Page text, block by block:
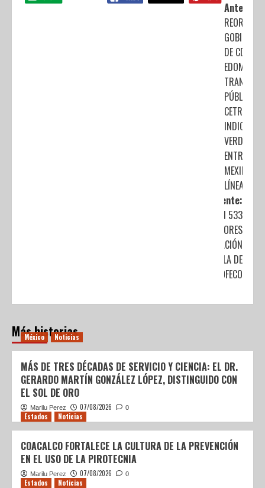
Anterior:
DE CDMX Y
EDOMÉX
PÚBLICO
CETRAM
INDIOS
VERDES
ENTRADA
MEXIBÚS
LÍNEA IV
Siguiente:
RECIBIRÁN 533
CONSUMIDORES
COMPENSACIÓN
POR FALLA DE
IZZI: PROFECO
Más historias
México Noticias
MÁS DE TRES DÉCADAS DE SERVICIO Y CIENCIA: EL DR.
GERARDO MARTÍN GONZÁLEZ LÓPEZ, DISTINGUIDO CON
EL SOL DE ORO
Marilu Perez 07/08/2026 0
Estados Noticias
COACALCO FORTALECE LA CULTURA DE LA PREVENCIÓN
EN EL USO DE LA PIROTECNIA
Marilu Perez 07/08/2026 0
Estados Noticias